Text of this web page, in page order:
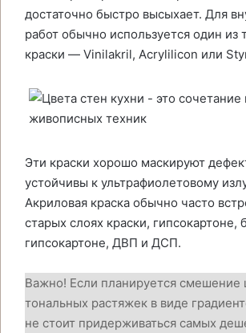
достаточно быстро высыхает. Для
работ обычно используется один из
краски — Vinilakril, Acrylilicon или
Эти краски хорошо маскируют
устойчивы к ультрафиолетовому
Акриловая краска обычно часто
старых слоях краски, гипсокартоне,
гипсокартоне, ДВП и ДСП.
Важно! Если планируется смешение
тональных растяжек в виде
не стоит придерживаться самых